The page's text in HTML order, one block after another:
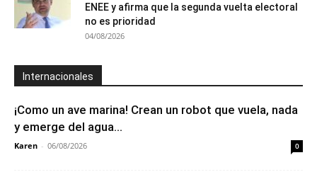
ENEE y afirma que la segunda vuelta electoral
no es prioridad
04/08/2026
Internacionales
¡Como un ave marina! Crean un robot que vuela, nada
y emerge del agua...
Karen - 06/08/2026 0